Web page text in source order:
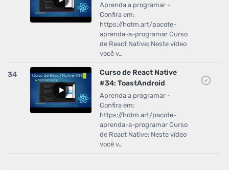
Aprenda a programar -
Confira em:
https://hotm.art/pacote-
aprenda-a-programar Curso
de React Native: Neste vídeo
você v…
34
Curso de React Native
#34: ToastAndroid
Aprenda a programar -
Confira em:
https://hotm.art/pacote-
aprenda-a-programar Curso
de React Native: Neste vídeo
você v…